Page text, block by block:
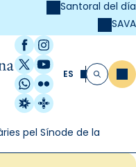
Santoral del día
SAVA
Facebook
Instagram
X / Twitter
YouTube
WhatsApp
Flickr
Radio Estel
Catalunya
ES Buscar
pel Sínode de la